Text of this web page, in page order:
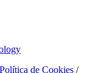
Política de Cookies /